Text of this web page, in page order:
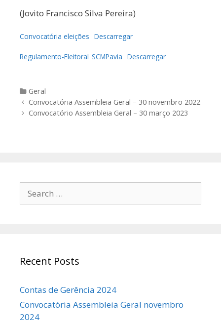
(Jovito Francisco Silva Pereira)
Convocatória eleições Descarregar
Regulamento-Eleitoral_SCMPavia Descarregar
Categories
Geral
Post
navigation
Convocatória Assembleia Geral – 30 novembro 2022
Convocatório Assembleia Geral – 30 março 2023
Search
for:
Recent Posts
Contas de Gerência 2024
Convocatória Assembleia Geral novembro
2024